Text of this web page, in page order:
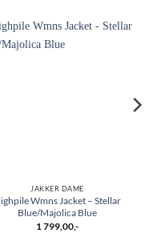
JAKKER DAME
Wmns Jacket – Stellar
Blue/Majolica Blue
1 799,00,-